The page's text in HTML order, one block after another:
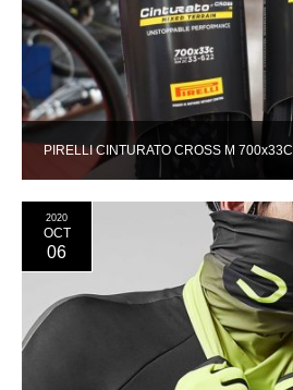
PIRELLI CINTURATO CROSS M 700x33C
2020
OCT
06